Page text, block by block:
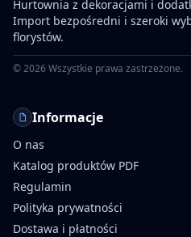
Hurtownia z dekoracjami i
Import bezpośredni i szeroki
florystów.
©2026Wszystkie prawa zastrzeżone.
Informacje
O nas
Katalog produktów PDF
Regulamin
Polityka prywatności
Dostawa i płatności